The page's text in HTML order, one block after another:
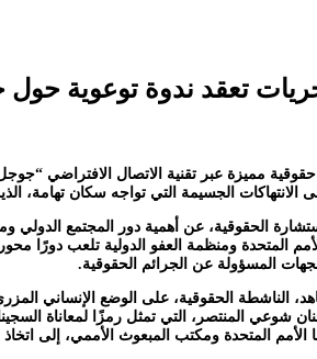
تعقد ندوة توعوية حول
الجسيمة التي تواجه سكان تهامة،
الحقوقية، عن أهمية دور المجتمع
المتحدة ومنظمة العفو الدولية تلعب دورًا
المسؤولة عن الجرائم الحقوقية.
الناشطة الحقوقية، على الوضع الإنساني
شوعي المنتصر، التي تمثل رمزًا لمعاناة
الأمم المتحدة ومكتب المبعوث الأممي،